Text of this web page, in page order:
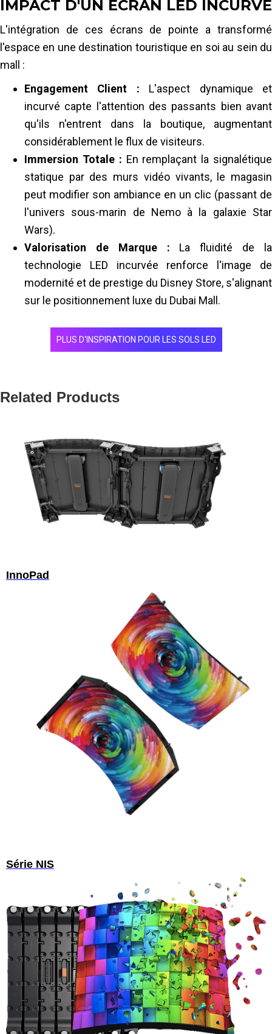
IMPACT D'UN ÉCRAN LED INCURVÉ
L'intégration de ces écrans de pointe a transformé
l'espace en une destination touristique en soi au sein du
mall :
Engagement Client : L'aspect dynamique et
incurvé capte l'attention des passants bien avant
qu'ils n'entrent dans la boutique, augmentant
considérablement le flux de visiteurs.
Immersion Totale : En remplaçant la signalétique
statique par des murs vidéo vivants, le magasin
peut modifier son ambiance en un clic (passant de
l'univers sous-marin de Nemo à la galaxie Star
Wars).
Valorisation de Marque : La fluidité de la
technologie LED incurvée renforce l'image de
modernité et de prestige du Disney Store, s'alignant
sur le positionnement luxe du Dubai Mall.
PLUS D'INSPIRATION POUR LES SOLS LED
Related Products
InnoPad
Série NIS